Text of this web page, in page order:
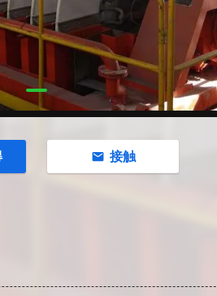
接触